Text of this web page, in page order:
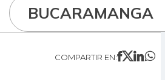
BUCARAMANGA
COMPARTIR EN: